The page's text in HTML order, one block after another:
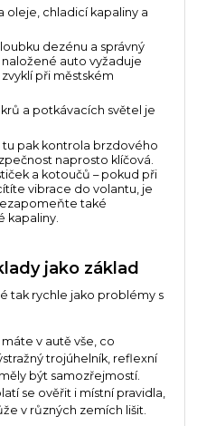
oleje, chladicí kapaliny a
dezénu a správný
auto vyžaduje
při městském
a potkávacích světel je
pak kontrola brzdového
naprosto klíčová.
a kotoučů – pokud při
vibrace do volantu, je
také
kapaliny.
jako základ
tak rychle jako problémy s
v autě vše, co
trojúhelník, reflexní
být samozřejmostí.
se ověřit i místní pravidla,
v různých zemích lišit.